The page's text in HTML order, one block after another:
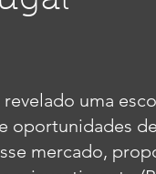
uma
oportunidades
mercado,